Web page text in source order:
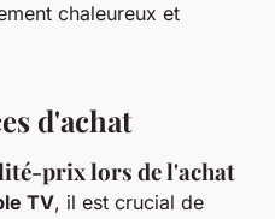
chaleureux et
d'achat
prix lors de l'achat
TV, il est crucial de